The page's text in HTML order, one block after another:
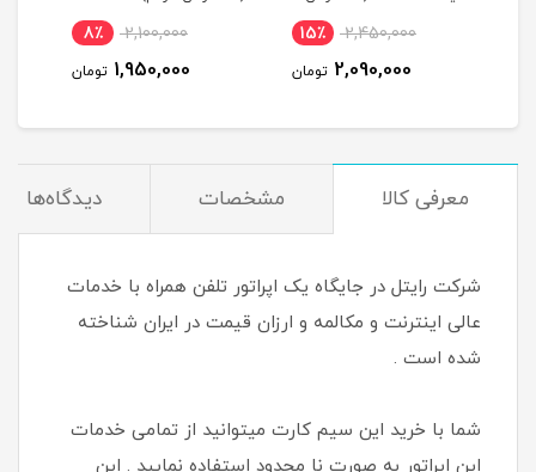
2,450,000 15٪
2,090,000 تومان
2,100,000 8٪
1,950,000 تومان
معرفی کالا مشخصات دیدگاه‌ها
شرکت رایتل در جایگاه یک اپراتور تلفن همراه با خدمات
عالی اینترنت و مکالمه و ارزان قیمت در ایران شناخته
شده است .
شما با خرید این سیم کارت میتوانید از تمامی خدمات
این اپراتور به صورت نا محدود استفاده نمایید . این